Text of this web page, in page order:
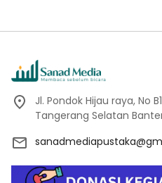
Jl. Pondok Hijau raya, No
Tangerang Selatan